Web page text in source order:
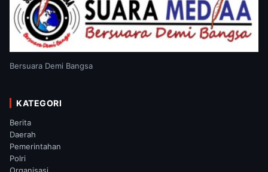
Bersuara Demi Bangsa
KATEGORI
Berita
Daerah
Pemerintahan
Polri
Organisasi